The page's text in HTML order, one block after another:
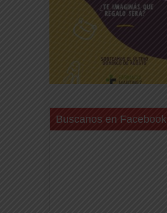
Buscanos en Facebook